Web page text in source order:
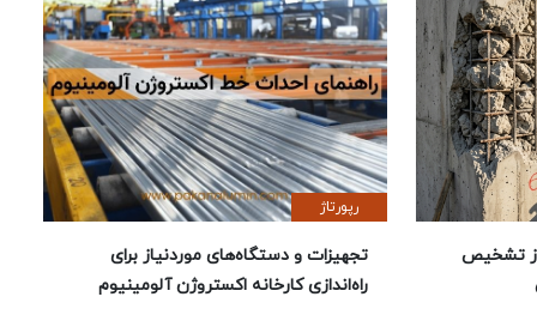
تشخیص
رپورتاژ
تجهیزات و دستگاه‌های موردنیاز برای
راه‌اندازی کارخانه اکستروژن آلومینیوم